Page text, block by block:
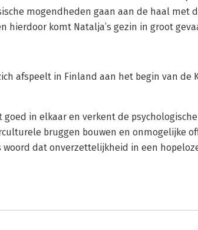
mogendheden gaan aan de haal met
hierdoor komt Natalja’s gezin in groot
afspeelt in Finland aan het begin van de
goed in elkaar en verkent de
bruggen bouwen en onmogelijke
dat onverzettelijkheid in een